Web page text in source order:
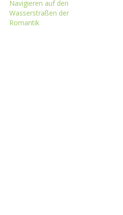
Navigieren auf den
Wasserstraßen der
Romantik